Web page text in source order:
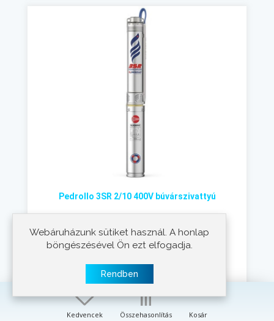
Pedrollo 3SR 2/10 400V búvárszivattyú
Teljesítmény: 370 W
Emelőmagasság: 40,5-15,5 m
Szállítási teljesítmény:10-45 liter/perc
199.136 Ft
Kedvencek Összehasonlítás Kosár
Webáruházunk sütiket használ. A honlap
böngészésével Ön ezt elfogadja.
Rendben